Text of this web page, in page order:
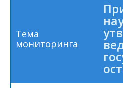
Тема
мониторинга